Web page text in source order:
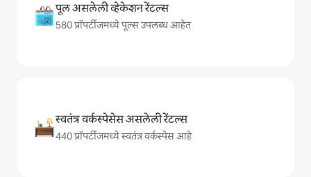
पूल असलेली व्हेकेशन रेंटल्स
580 प्रॉपर्टीजमध्ये पूल्स उपलब्ध आहेत
स्वतंत्र वर्कस्पेसेस असलेली रेंटल्स
440 प्रॉपर्टीजमध्ये स्वतंत्र वर्कस्पेस आहे